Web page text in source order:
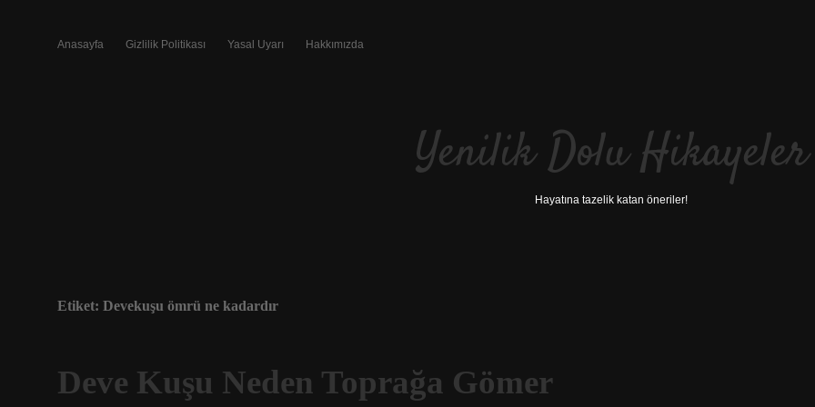
Anasayfa Gizlilik Politikası Yasal Uyarı Hakkımızda
Yenilik Dolu Hikayeler
Hayatına tazelik katan öneriler!
Etiket: Devekuşu ömrü ne kadardır
Deve Kuşu Neden Toprağa Gömer